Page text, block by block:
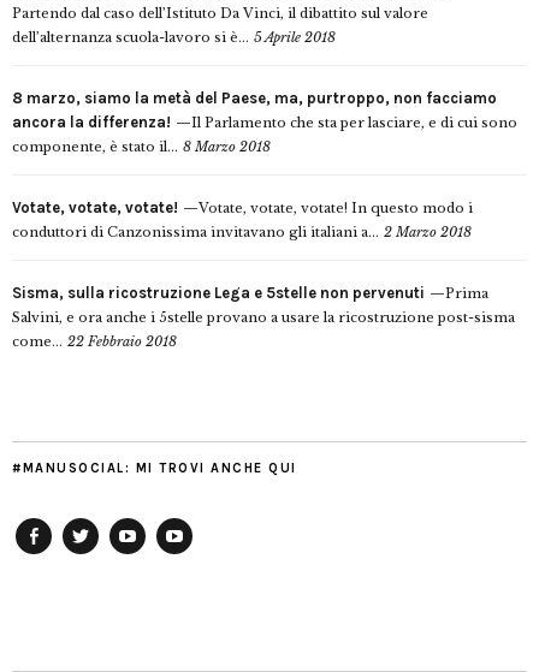
Partendo dal caso dell’Istituto Da Vinci, il dibattito sul valore
dell’alternanza scuola-lavoro si è... 5 Aprile 2018
8 marzo, siamo la metà del Paese, ma, purtroppo, non facciamo
ancora la differenza!
Il Parlamento che sta per lasciare, e di cui sono
componente, è stato il... 8 Marzo 2018
Votate, votate, votate!
Votate, votate, votate! In questo modo i
conduttori di Canzonissima invitavano gli italiani a... 2 Marzo 2018
Sisma, sulla ricostruzione Lega e 5stelle non pervenuti
Prima
Salvini, e ora anche i 5stelle provano a usare la ricostruzione post-sisma
come... 22 Febbraio 2018
#MANUSOCIAL: MI TROVI ANCHE QUI